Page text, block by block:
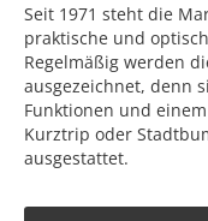
Seit 1971 steht die
praktische und
Regelmäßig werden
ausgezeichnet, denn
Funktionen und
Kurztrip oder
ausgestattet.